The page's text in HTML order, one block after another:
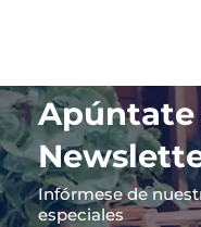
Apúntate
Infórmese de
especiales